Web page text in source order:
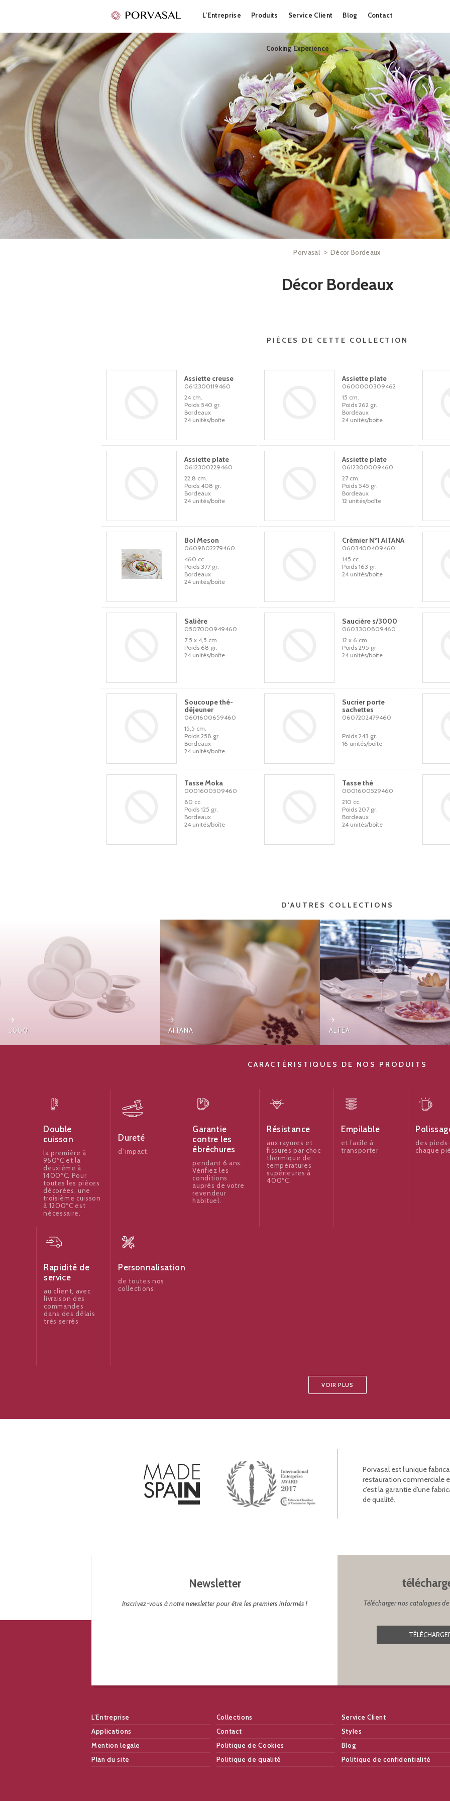
to
L’Entreprise Produits Service Client Blog Contact
Cooking Experience
Porvasal > Décor Bordeaux
Décor Bordeaux
PIÈCES DE CETTE COLLECTION
Assiette creuse
0612300119460
24 cm.
Poids 540 gr.
Bordeaux
24 unités/boîte
Assiette plate
0600000309462
15 cm.
Poids 262 gr.
Bordeaux
24 unités/boîte
Assiette plate
0612300229460
22,8 cm.
Poids 408 gr.
Bordeaux
24 unités/boîte
Assiette plate
0612300009460
27 cm.
Poids 545 gr.
Bordeaux
12 unités/boîte
Bol Meson
0609802279460
460 cc.
Poids 377 gr.
Bordeaux
24 unités/boîte
Crémier Nº1 AITANA
0603400409460
145 cc.
Poids 163 gr.
24 unités/boîte
Salière
0507000949460
7,5 x 4,5 cm.
Poids 68 gr.
24 unités/boîte
Saucière s/3000
0603300809460
12 x 6 cm.
Poids 295 gr
24 unités/boîte
Soucoupe thé-
déjeuner
0601600659460
15,5 cm.
Poids 258 gr.
Bordeaux
24 unités/boîte
Sucrier porte
sachettes
0607202479460
Poids 243 gr.
16 unités/boîte
Tasse Moka
0001600509460
80 cc.
Poids 125 gr.
Bordeaux
24 unités/boîte
Tasse thé
0001600529460
210 cc.
Poids 207 gr.
Bordeaux
24 unités/boîte
D'AUTRES COLLECTIONS
3000 AITANA ALTEA
CARACTÉRISTIQUES DE NOS PRODUITS
Double
cuisson
la première à
950ºC et la
deuxième à
1400ºC. Pour
toutes les pièces
décorées, une
troisième cuisson
à 1200ºC est
nécessaire.
Dureté
d’impact.
Garantie
contre les
ébréchures
pendant 6 ans.
Vérifiez les
conditions
auprès de votre
revendeur
habituel.
Résistance
aux rayures et
fissures par choc
thermique de
températures
supérieures à
400ºC.
Empilable
et facile à
transporter
des pieds
chaque
Rapidité de
service
au client, avec
livraison des
commandes
dans des délais
très serrés
Personnalisation
de toutes nos
collections.
VOIR PLUS
Porvasal est l’unique
restauration commerciale
c’est la garantie d’une
de qualité.
Newsletter
Inscrivez-vous à notre newsletter pour être les premiers informés ! Télécharger nos catalogues
L’Entreprise Collections
Service Client
Applications
Contact
Styles
Mention legale
Politique de Cookies
Blog
Plan du site
Politique de qualité Politique de confidentialité